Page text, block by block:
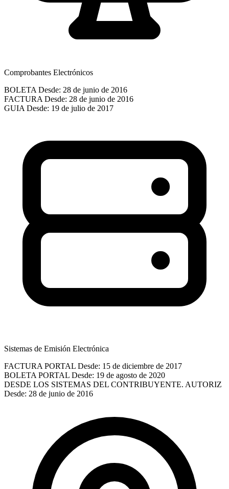
Comprobantes Electrónicos
BOLETA Desde: 28 de junio de 2016
FACTURA Desde: 28 de junio de 2016
GUIA Desde: 19 de julio de 2017
Sistemas de Emisión Electrónica
FACTURA PORTAL Desde: 15 de diciembre de 2017
BOLETA PORTAL Desde: 19 de agosto de 2020
DESDE LOS SISTEMAS DEL CONTRIBUYENTE. AUTORIZ
Desde: 28 de junio de 2016